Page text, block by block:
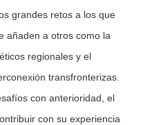
grandes retos a los que
añaden a otros como la
regionales y el
transfronterizas.
con anterioridad, el
con su experiencia